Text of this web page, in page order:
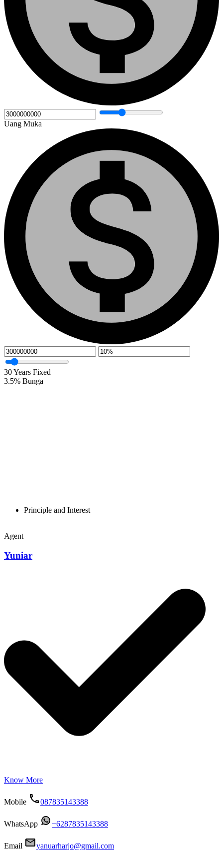
Uang Muka
30Years Fixed
3.5% Bunga
Principle and Interest
Agent
Yuniar
Know More
Mobile 087835143388
WhatsApp +6287835143388
Email yanuarharjo@gmail.com